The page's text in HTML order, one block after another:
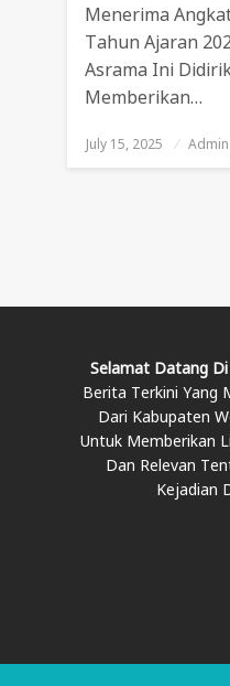
Menerima
Tahun Ajaran
Asrama Ini
Memberikan…
Posted
On
July 15, 2025 Admin
Selamat Datang
Berita Terkini Yang
Dari Kabupaten
Untuk Memberikan
Dan Relevan
Kejadian